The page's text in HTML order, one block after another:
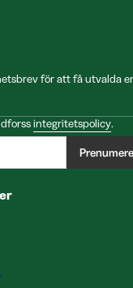
för att få utvalda
integritetspolicy.